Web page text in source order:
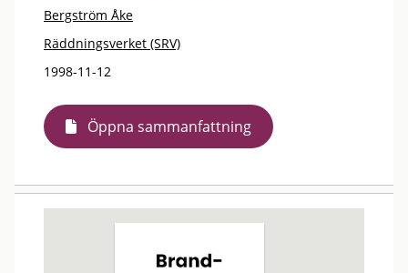
Bergström Åke
Räddningsverket (SRV)
1998-11-12
Öppna sammanfattning